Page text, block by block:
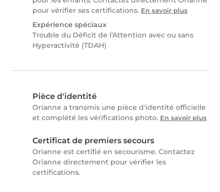
pour vérifier ses certifications. En savoir plus
Expérience spéciaux
Trouble du Déficit de l'Attention avec ou sans
Hyperactivité (TDAH)
Pièce d'identité
Orianne a transmis une pièce d'identité officielle
et complété les vérifications photo. En savoir plus
Certificat de premiers secours
Orianne est certifié en secourisme. Contactez
Orianne directement pour vérifier les
certifications.